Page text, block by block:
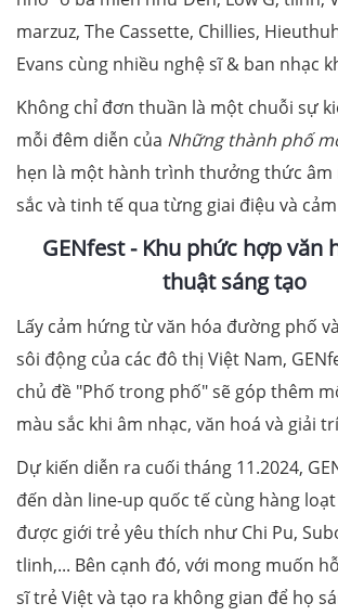
marzuz, The Cassette, Chillies,
Evans cùng nhiều nghệ sĩ & ban nhạc
Không chỉ đơn thuần là một chuỗi sự
mỗi đêm diễn của Những thành phố
hẹn là một hành trình thưởng thức âm
sắc và tinh tế qua từng giai điệu và
GENfest - Khu phức hợp văn
thuật sáng tạo
Lấy cảm hứng từ văn hóa đường phố
sôi động của các đô thị Việt Nam,
chủ đề "Phố trong phố" sẽ góp thêm
màu sắc khi âm nhạc, văn hoá và giải
Dự kiến diễn ra cuối tháng 11.2024,
đến dàn line-up quốc tế cùng hàng
được giới trẻ yêu thích như Chi Pu,
tlinh,... Bên cạnh đó, với mong muốn
sĩ trẻ Việt và tạo ra không gian để họ